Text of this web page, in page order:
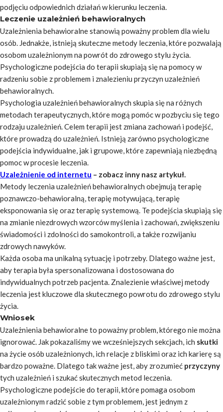
podjęciu odpowiednich działań w kierunku leczenia.
Leczenie uzależnień behawioralnych
Uzależnienia behawioralne stanowią poważny problem dla wielu
osób. Jednakże, istnieją skuteczne metody leczenia, które pozwalają
osobom uzależnionym na powrót do zdrowego stylu życia.
Psychologiczne podejścia do terapii skupiają się na pomocy w
radzeniu sobie z problemem i znalezieniu przyczyn uzależnień
behawioralnych.
Psychologia uzależnień behawioralnych skupia się na różnych
metodach terapeutycznych, które mogą pomóc w pozbyciu się tego
rodzaju uzależnień. Celem terapii jest zmiana zachowań i podejść,
które prowadzą do uzależnień. Istnieją zarówno psychologiczne
podejścia indywidualne, jak i grupowe, które zapewniają niezbędną
pomoc w procesie leczenia.
Uzależnienie od internetu – zobacz inny nasz artykuł.
Metody leczenia uzależnień behawioralnych obejmują terapię
poznawczo-behawioralną, terapię motywującą, terapię
eksponowania się oraz terapię systemową. Te podejścia skupiają się
na zmianie niezdrowych wzorców myślenia i zachowań, zwiększeniu
świadomości i zdolności do samokontroli, a także rozwijaniu
zdrowych nawyków.
Każda osoba ma unikalną sytuację i potrzeby. Dlatego ważne jest,
aby terapia była spersonalizowana i dostosowana do
indywidualnych potrzeb pacjenta. Znalezienie właściwej metody
leczenia jest kluczowe dla skutecznego powrotu do zdrowego stylu
życia.
Wniosek
Uzależnienia behawioralne to poważny problem, którego nie można
ignorować. Jak pokazaliśmy we wcześniejszych sekcjach, ich skutki
na życie osób uzależnionych, ich relacje z bliskimi oraz ich karierę są
bardzo poważne. Dlatego tak ważne jest, aby zrozumieć przyczyny
tych uzależnień i szukać skutecznych metod leczenia.
Psychologiczne podejście do terapii, które pomaga osobom
uzależnionym radzić sobie z tym problemem, jest jednym z